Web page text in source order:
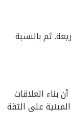
ثم بالنسبة
بناء العلاقات
على الثقة